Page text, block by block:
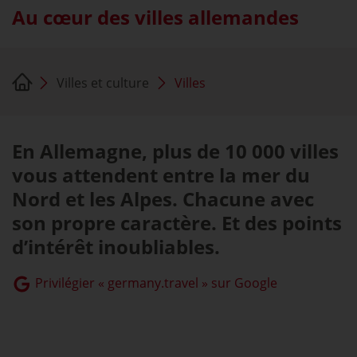
Au cœur des villes allemandes
Villes et culture Villes
En Allemagne, plus de 10 000 villes
vous attendent entre la mer du
Nord et les Alpes. Chacune avec
son propre caractère. Et des points
d’intérêt inoubliables.
Privilégier « germany.travel » sur Google